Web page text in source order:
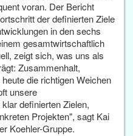
voran. Der Bericht
der definierten Ziele
in den sechs
gesamtwirtschaftlich
zeigt sich, was uns als
Zusammenhalt,
die richtigen Weichen
unsere
definierten Zielen,
Projekten", sagt Kai
Koehler-Gruppe.